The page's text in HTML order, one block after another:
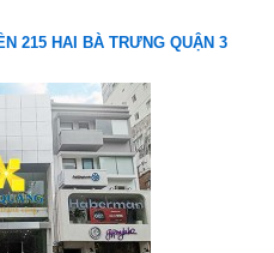
215 HAI BÀ TRƯNG QUẬN 3